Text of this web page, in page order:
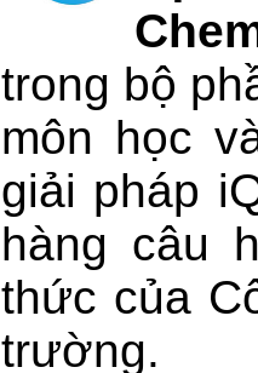
trong bộ
môn học
giải pháp
hàng câu
thức của
trường.